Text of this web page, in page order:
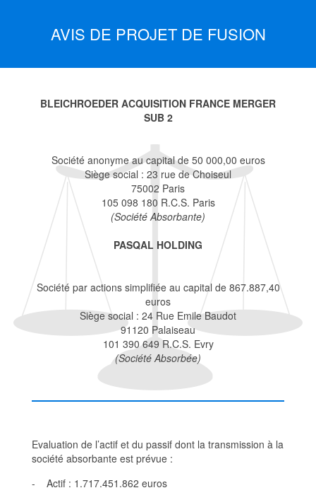
AVIS DE PROJET DE FUSION
BLEICHROEDER ACQUISITION FRANCE MERGER
SUB 2
Société anonyme au capital de 50 000,00 euros
Siège social : 23 rue de Choiseul
75002 Paris
105 098 180 R.C.S. Paris
(Société Absorbante)
PASQAL HOLDING
Société par actions simplifiée au capital de 867.887,40
euros
Siège social : 24 Rue Emile Baudot
91120 Palaiseau
101 390 649 R.C.S. Evry
(Société Absorbée)
Evaluation de l’actif et du passif dont la transmission à la
société absorbante est prévue :
- Actif : 1.717.451.862 euros